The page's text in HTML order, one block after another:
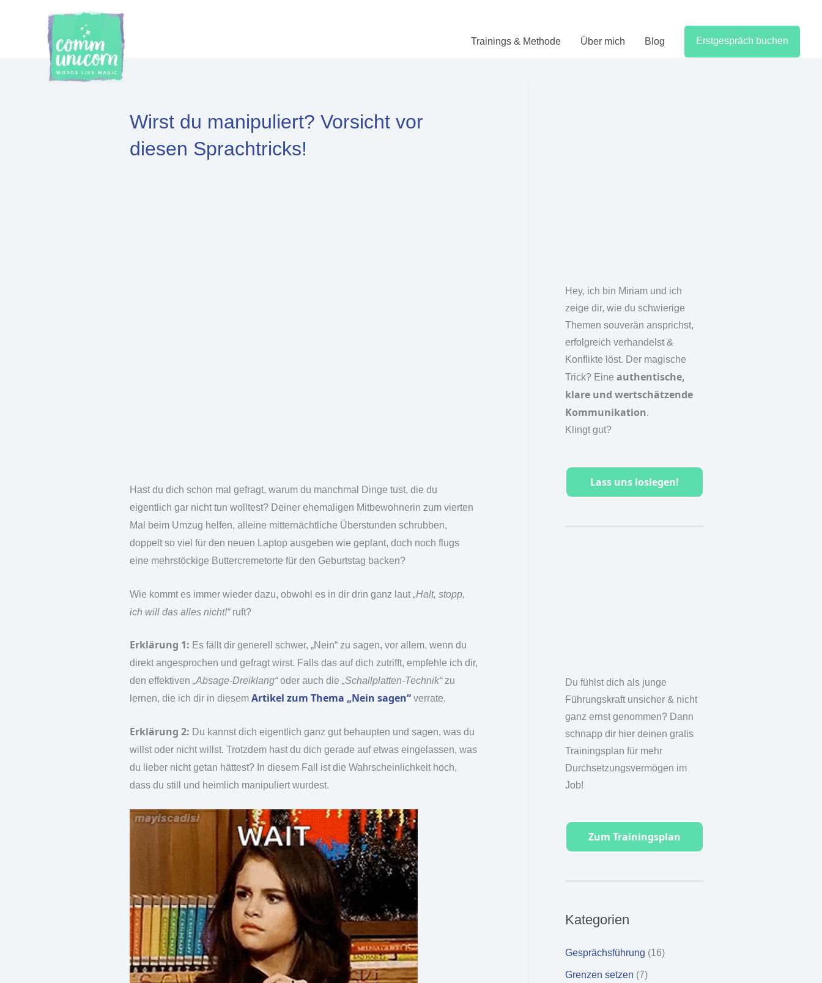
Trainings & Methode Über mich Blog Erstgespräch buchen
Wirst du manipuliert? Vorsicht vor
diesen Sprachtricks!
Hast du dich schon mal gefragt, warum du manchmal Dinge tust, die du
eigentlich gar nicht tun wolltest? Deiner ehemaligen Mitbewohnerin zum vierten
Mal beim Umzug helfen, alleine mitternächtliche Überstunden schrubben,
doppelt so viel für den neuen Laptop ausgeben wie geplant, doch noch flugs
eine mehrstöckige Buttercremetorte für den Geburtstag backen?
Wie kommt es immer wieder dazu, obwohl es in dir drin ganz laut „Halt, stopp,
ich will das alles nicht!“ruft?
Erklärung 1: Es fällt dir generell schwer, „Nein“ zu sagen, vor allem, wenn du
direkt angesprochen und gefragt wirst. Falls das auf dich zutrifft, empfehle ich dir,
den effektiven „Absage-Dreiklang“oder auch die „Schallplatten-Technik“zu
lernen, die ich dir in diesem Artikel zum Thema „Nein sagen“ verrate.
Erklärung 2: Du kannst dich eigentlich ganz gut behaupten und sagen, was du
willst oder nicht willst. Trotzdem hast du dich gerade auf etwas eingelassen, was
du lieber nicht getan hättest? In diesem Fall ist die Wahrscheinlichkeit hoch,
dass du still und heimlich manipuliert wurdest.
Hey, ich bin Miriam und ich
zeige dir, wie du schwierige
Themen souverän ansprichst,
erfolgreich verhandelst &
Konflikte löst. Der magische
Trick? Eine authentische,
klare und wertschätzende
Kommunikation.
Klingt gut?
Lass uns loslegen!
Du fühlst dich als junge
Führungskraft unsicher & nicht
ganz ernst genommen? Dann
schnapp dir hier deinen gratis
Trainingsplan für mehr
Durchsetzungsvermögen im
Job!
Zum Trainingsplan
Kategorien
Gesprächsführung (16)
Grenzen setzen (7)